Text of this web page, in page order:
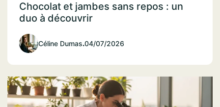
Chocolat et jambes sans repos : un
duo à découvrir
Céline Dumas.04/07/2026